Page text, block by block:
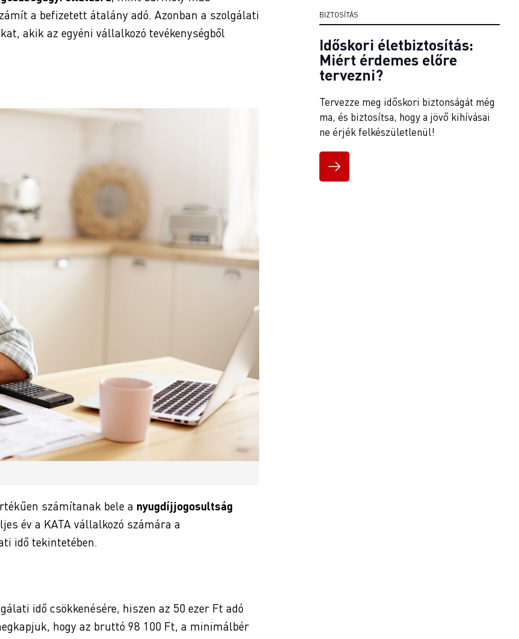
a befizetett átalány adó. Azonban a szolgálati
akik az egyéni vállalkozó tevékenységből
számítanak bele a nyugdíjjogosultság
év a KATA vállalkozó számára a
idő tekintetében.
idő csökkenésére, hiszen az 50 ezer Ft adó
hogy az bruttó 98 100 Ft, a minimálbér
BIZTOSÍTÁS
Időskori életbiztosítás:
Miért érdemes előre
tervezni?
Tervezze meg időskori biztonságát még
ma, és biztosítsa, hogy a jövő kihívásai
ne érjék felkészületlenül!